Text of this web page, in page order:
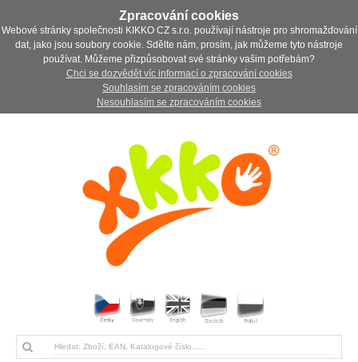
Zpracování cookies
Webové stránky společnosti KIKKO CZ s.r.o. používají nástroje pro shromažďování
dat, jako jsou soubory cookie. Sdělte nám, prosím, jak můžeme tyto nástroje
používat. Můžeme přizpůsobovat své stránky vašim potřebám?
Chci se dozvědět víc informací o zpracování cookies
Souhlasím se zpracováním cookies
Nesouhlasím se zpracováním cookies